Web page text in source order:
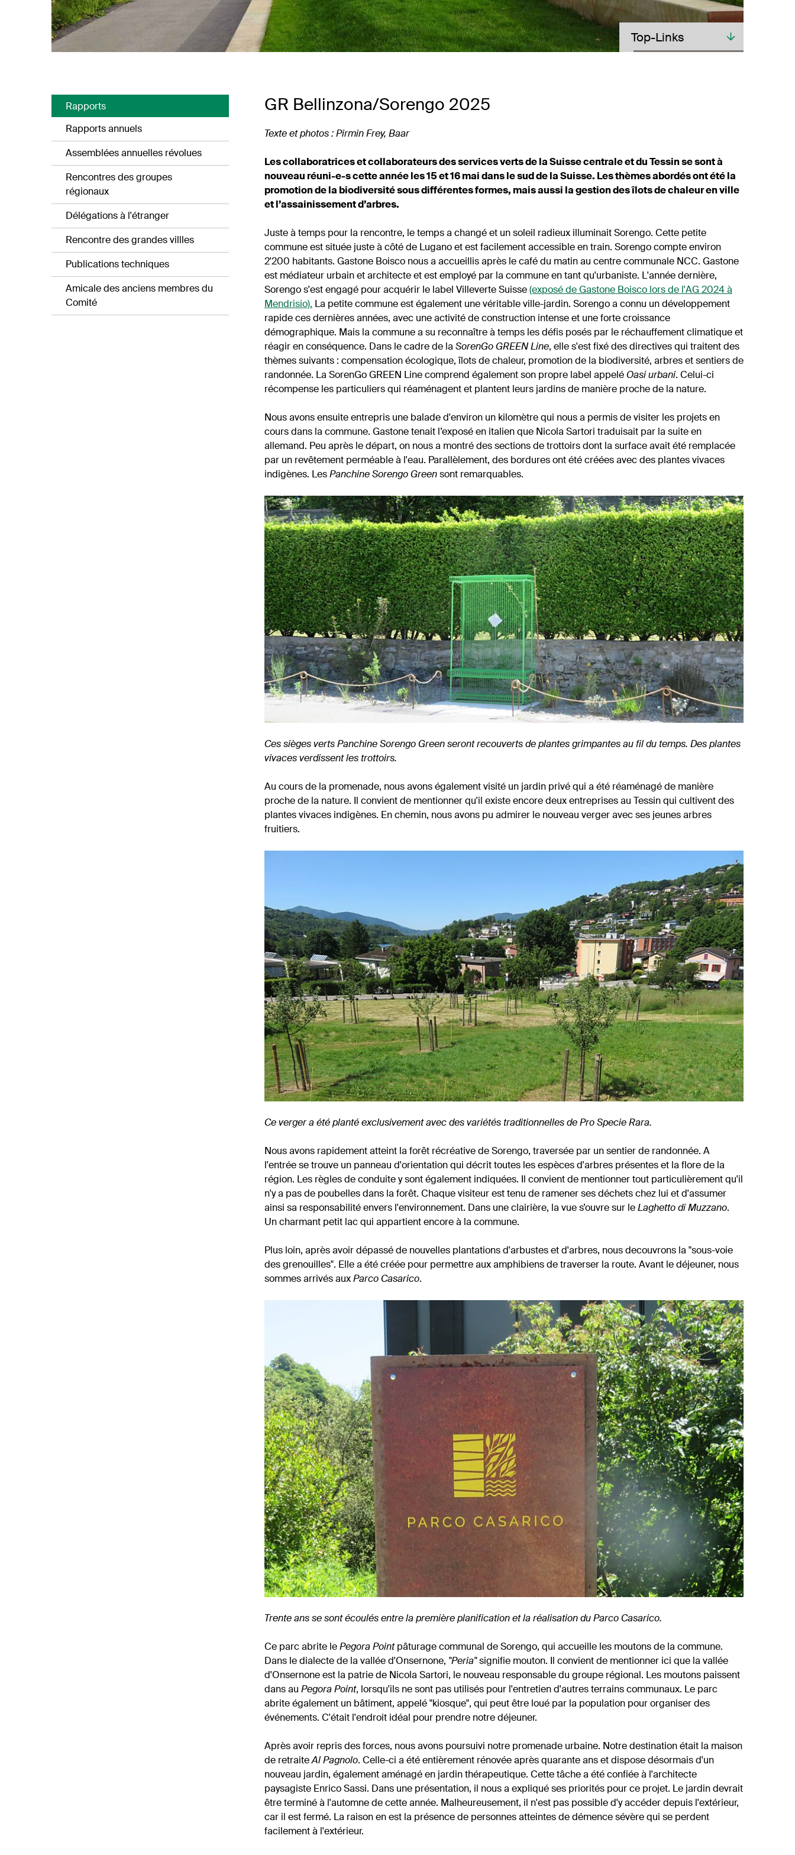
Toplinks
Top-Links
Rapports
Rapports annuels
Assemblées annuelles révolues
Rencontres des groupes
régionaux
Délégations à l'étranger
Rencontre des grandes villles
Publications techniques
Amicale des anciens membres du
Comité
GR Bellinzona/Sorengo 2025
Texte et photos : Pirmin Frey, Baar
Les collaboratrices et collaborateurs des services verts de la Suisse centrale et du Tessin se sont à
nouveau réuni-e-s cette année les 15 et 16 mai dans le sud de la Suisse. Les thèmes abordés ont été la
promotion de la biodiversité sous différentes formes, mais aussi la gestion des îlots de chaleur en ville
et l’assainissement d’arbres.
Juste à temps pour la rencontre, le temps a changé et un soleil radieux illuminait Sorengo. Cette petite
commune est située juste à côté de Lugano et est facilement accessible en train. Sorengo compte environ
2'200 habitants. Gastone Boisco nous a accueillis après le café du matin au centre communale NCC. Gastone
est médiateur urbain et architecte et est employé par la commune en tant qu'urbaniste. L'année dernière,
Sorengo s'est engagé pour acquérir le label Villeverte Suisse(exposé de Gastone Boisco lors de l'AG 2024 à
Mendrisio). La petite commune est également une véritable ville-jardin. Sorengo a connu un développement
rapide ces dernières années, avec une activité de construction intense et une forte croissance
démographique. Mais la commune a su reconnaître à temps les défis posés par le réchauffement climatique et
réagir en conséquence. Dans le cadre de la SorenGo GREEN Line, elle s'est fixé des directives qui traitent des
thèmes suivants : compensation écologique, îlots de chaleur, promotion de la biodiversité, arbres et sentiers de
randonnée. La SorenGo GREEN Line comprend également son propre label appeléOasi urbani. Celui-ci
récompense les particuliers qui réaménagent et plantent leurs jardins de manière proche de la nature.
Nous avons ensuite entrepris une balade d'environ un kilomètre qui nous a permis de visiter les projets en
cours dans la commune. Gastone tenait l’exposé en italien que Nicola Sartori traduisait par la suite en
allemand. Peu après le départ, on nous a montré des sections de trottoirs dont la surface avait été remplacée
par un revêtement perméable à l'eau. Parallèlement, des bordures ont été créées avec des plantes vivaces
indigènes. LesPanchine Sorengo Greensont remarquables.
Ces sièges verts Panchine Sorengo Green seront recouverts de plantes grimpantes au fil du temps. Des plantes
vivaces verdissent les trottoirs.
Au cours de la promenade, nous avons également visité un jardin privé qui a été réaménagé de manière
proche de la nature. Il convient de mentionner qu'il existe encore deux entreprises au Tessin qui cultivent des
plantes vivaces indigènes. En chemin, nous avons pu admirer le nouveau verger avec ses jeunes arbres
fruitiers.
Ce verger a été planté exclusivement avec des variétés traditionnelles de Pro Specie Rara.
Nous avons rapidement atteint la forêt récréative de Sorengo, traversée par un sentier de randonnée. A
l'entrée se trouve un panneau d'orientation qui décrit toutes les espèces d'arbres présentes et la flore de la
région. Les règles de conduite y sont également indiquées. Il convient de mentionner tout particulièrement qu'il
n'y a pas de poubelles dans la forêt. Chaque visiteur est tenu de ramener ses déchets chez lui et d'assumer
ainsi sa responsabilité envers l'environnement. Dans une clairière, la vue s’ouvre sur leLaghetto di Muzzano.
Un charmant petit lac qui appartient encore à la commune.
Plus loin, après avoir dépassé de nouvelles plantations d'arbustes et d'arbres, nous decouvrons la "sous-voie
des grenouilles". Elle a été créée pour permettre aux amphibiens de traverser la route. Avant le déjeuner, nous
sommes arrivés auxParco Casarico.
Trente ans se sont écoulés entre la première planification et la réalisation du Parco Casarico.
Ce parc abrite lePegora Pointpâturage communal de Sorengo, qui accueille les moutons de la commune.
Dans le dialecte de la vallée d'Onsernone, "Peria"signifie mouton. Il convient de mentionner ici que la vallée
d'Onsernone est la patrie de Nicola Sartori, le nouveau responsable du groupe régional. Les moutons paissent
dans au Pegora Point, lorsqu'ils ne sont pas utilisés pour l'entretien d'autres terrains communaux. Le parc
abrite également un bâtiment, appelé "kiosque", qui peut être loué par la population pour organiser des
événements. C'était l'endroit idéal pour prendre notre déjeuner.
Après avoir repris des forces, nous avons poursuivi notre promenade urbaine. Notre destination était la maison
de retraiteAl Pagnolo. Celle-ci a été entièrement rénovée après quarante ans et dispose désormais d'un
nouveau jardin, également aménagé en jardin thérapeutique. Cette tâche a été confiée à l'architecte
paysagiste Enrico Sassi. Dans une présentation, il nous a expliqué ses priorités pour ce projet. Le jardin devrait
être terminé à l'automne de cette année. Malheureusement, il n'est pas possible d'y accéder depuis l'extérieur,
car il est fermé. La raison en est la présence de personnes atteintes de démence sévère qui se perdent
facilement à l'extérieur.